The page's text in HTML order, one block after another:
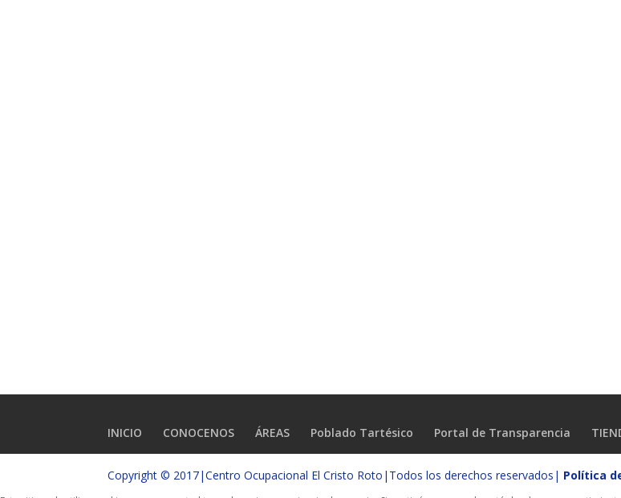
INICIO CONOCENOS ÁREAS Poblado Tartésico Portal de Transparencia
Copyright © 2017|Centro Ocupacional El Cristo Roto|Todos los derechos reservados| Política